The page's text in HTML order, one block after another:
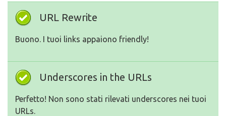
URL Rewrite
Buono. I tuoi links appaiono friendly!
Underscores in the URLs
Perfetto! Non sono stati rilevati underscores nei tuoi
URLs.